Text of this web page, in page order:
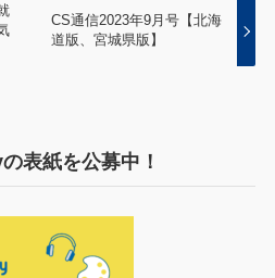
CS通信2023年9月号【北海
道版、宮城県版】
表紙を公募中！